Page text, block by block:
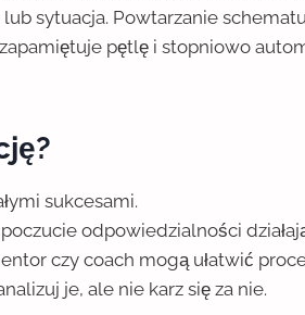
sytuacja. Powtarzanie
pętlę i stopniowo
sukcesami.
odpowiedzialności
czy coach mogą ułatwić
je, ale nie karz się za nie.